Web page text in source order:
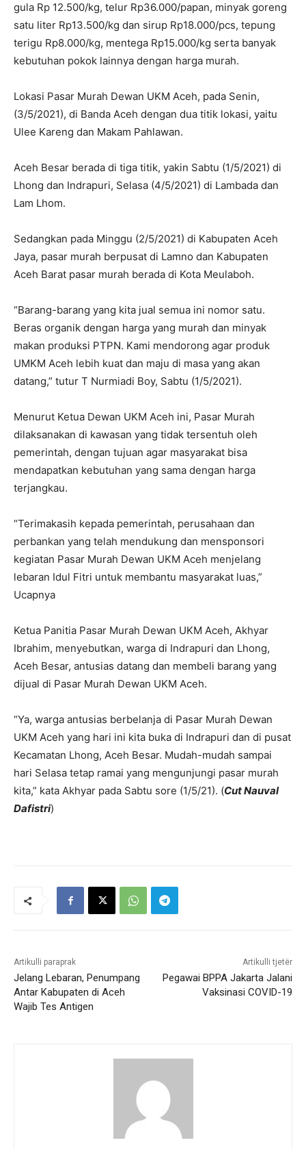
gula Rp 12.500/kg, telur Rp36.000/papan, minyak goreng
satu liter Rp13.500/kg dan sirup Rp18.000/pcs, tepung
terigu Rp8.000/kg, mentega Rp15.000/kg serta banyak
kebutuhan pokok lainnya dengan harga murah.
Lokasi Pasar Murah Dewan UKM Aceh, pada Senin,
(3/5/2021), di Banda Aceh dengan dua titik lokasi, yaitu
Ulee Kareng dan Makam Pahlawan.
Aceh Besar berada di tiga titik, yakin Sabtu (1/5/2021) di
Lhong dan Indrapuri, Selasa (4/5/2021) di Lambada dan
Lam Lhom.
Sedangkan pada Minggu (2/5/2021) di Kabupaten Aceh
Jaya, pasar murah berpusat di Lamno dan Kabupaten
Aceh Barat pasar murah berada di Kota Meulaboh.
“Barang-barang yang kita jual semua ini nomor satu.
Beras organik dengan harga yang murah dan minyak
makan produksi PTPN. Kami mendorong agar produk
UMKM Aceh lebih kuat dan maju di masa yang akan
datang,” tutur T Nurmiadi Boy, Sabtu (1/5/2021).
Menurut Ketua Dewan UKM Aceh ini, Pasar Murah
dilaksanakan di kawasan yang tidak tersentuh oleh
pemerintah, dengan tujuan agar masyarakat bisa
mendapatkan kebutuhan yang sama dengan harga
terjangkau.
“Terimakasih kepada pemerintah, perusahaan dan
perbankan yang telah mendukung dan mensponsori
kegiatan Pasar Murah Dewan UKM Aceh menjelang
lebaran Idul Fitri untuk membantu masyarakat luas,”
Ucapnya
Ketua Panitia Pasar Murah Dewan UKM Aceh, Akhyar
Ibrahim, menyebutkan, warga di Indrapuri dan Lhong,
Aceh Besar, antusias datang dan membeli barang yang
dijual di Pasar Murah Dewan UKM Aceh.
“Ya, warga antusias berbelanja di Pasar Murah Dewan
UKM Aceh yang hari ini kita buka di Indrapuri dan di pusat
Kecamatan Lhong, Aceh Besar. Mudah-mudah sampai
hari Selasa tetap ramai yang mengunjungi pasar murah
kita,” kata Akhyar pada Sabtu sore (1/5/21). (Cut Nauval
Dafistri)
Artikulli paraprak
Jelang Lebaran, Penumpang
Antar Kabupaten di Aceh
Wajib Tes Antigen
Artikulli tjetër
Pegawai BPPA Jakarta Jalani
Vaksinasi COVID-19